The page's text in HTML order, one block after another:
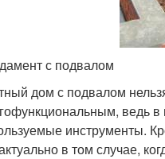
с подвалом
дом с подвалом
ведь
инструменты.
в том случае,